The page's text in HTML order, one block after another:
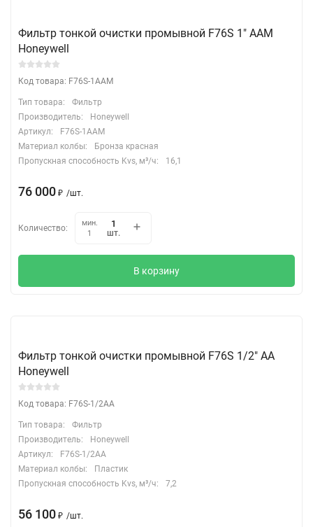
Фильтр тонкой очистки промывной F76S 1" ААM
Honeywell
Код товара: F76S-1AAM
Тип товара:
Фильтр
Производитель:
Honeywell
Артикул:
F76S-1AAM
Материал колбы:
Бронза красная
Пропускная способность Kvs, м³/ч:
16,1
76 000 ₽ /шт.
Количество:
мин.
1
шт.
В корзину
Фильтр тонкой очистки промывной F76S 1/2" АА
Honeywell
Код товара: F76S-1/2AA
Тип товара:
Фильтр
Производитель:
Honeywell
Артикул:
F76S-1/2AA
Материал колбы:
Пластик
Пропускная способность Kvs, м³/ч:
7,2
56 100 ₽ /шт.